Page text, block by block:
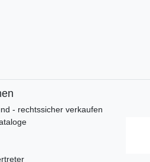
- rechtssicher verkaufen